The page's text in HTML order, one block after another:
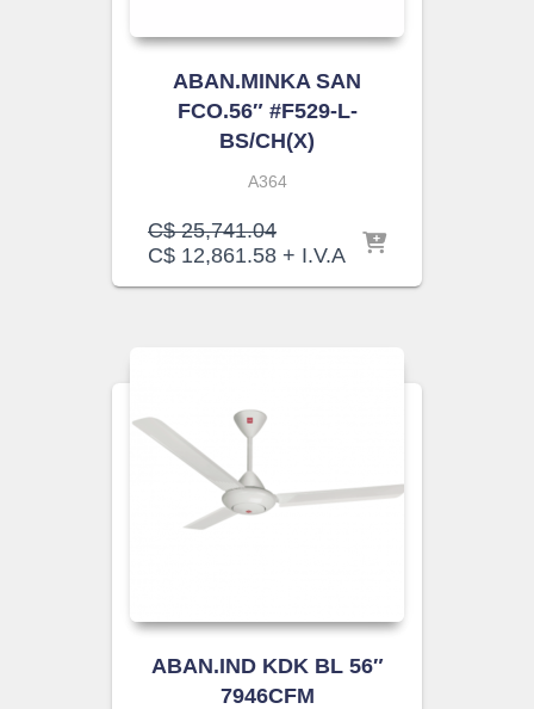
ABAN.MINKA SAN
FCO.56″ #F529-L-
BS/CH(X)
A364
C$25,741.04El
precio
C$ 12,861.58El+ I.V.A
ABAN.IND KDK BL 56″
7946CFM